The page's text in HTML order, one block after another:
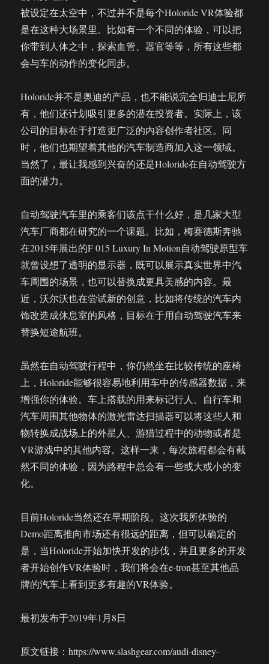
被设定在太空中，不过并不是每个Holoride VR体验都
是在这种大场景里。比如有一个不同的体验，可以把
你带到人体之中，探索血管、器官等等，所有这些都
会与车的动作的变化同步。
Holoride并不是奥迪的产品，也不能说完全归迪士尼所
有，他们还计划吸引更多的潜在投资者。实际上，该
公司的目标在于打造更广泛的内容创作者社区。同
时，他们也期望着其他的汽车制造商加入这一领域。
当然了，最让我感到兴奋的还是Holoride在自动驾驶方
面的潜力。
自动驾驶汽车里的乘客们该点干什么好，是几家大型
汽车厂商都在研究的一个课题。比如，梅赛德斯奔驰
在2015年展出的F 015 Luxury In Motion自动驾驶原型车
就曾设想了透明的显示器，既可以展示真实世界中汽
车周围的场景，也可以替换成更具美感的内容。最
近，沃尔沃也在尝试新的创意，比如将传统的汽车内
饰改造成休息室的风格，目标在于用自动驾驶汽车来
替换短途航班。
虽然在自动驾驶行程中，你仍然坐在比较传统的座椅
上，Holoride能够很容易地利用车中的传感器数据，来
增强你的体验。车上搭载的用来标记行人、自行车和
汽车周围其他物体的激光雷达扫描器可以将这些人和
物转换成战场上的外星人、游猎过程中的动物或者是
VR游戏中的其他内容。这样一来，每次旅程都会有截
然不同的体验，因为路程中总会有一些或大或小的变
化。
目前Holoride当然还在早期阶段。这次我所体验的
Demo距离推向市场还有很远的距离，但可以确定的
是，当Holoride开始加快开发的步伐，并且更多的开发
者开始创作VR体验时，我们将会在e-tron甚至其他品
牌的汽车上看到更多有趣的VR体验。
最初发布于2019年1月8日
原文链接：https://www.slashgear.com/audi-disney-